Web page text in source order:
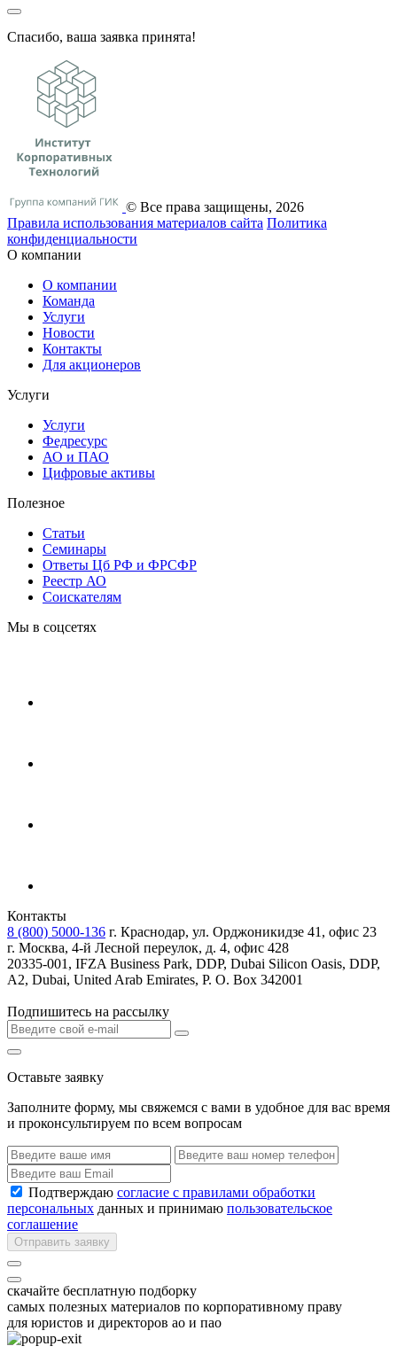
Спасибо, ваша заявка принята!
© Все права защищены, 2026
Правила использования материалов сайта Политика
конфиденциальности
О компании
О компании
Команда
Услуги
Новости
Контакты
Для акционеров
Услуги
Услуги
Федресурс
АО и ПАО
Цифровые активы
Полезное
Статьи
Cеминары
Ответы Цб РФ и ФРСФР
Реестр АО
Соискателям
Мы в соцсетях
Контакты
8 (800) 5000-136 г. Краснодар, ул. Орджоникидзе 41, офис 23
г. Москва, 4-й Лесной переулок, д. 4, офис 428
20335-001, IFZA Business Park, DDP, Dubai Silicon Oasis, DDP,
A2, Dubai, United Arab Emirates, P. O. Box 342001
Подпишитесь на рассылку
Оставьте заявку
Заполните форму, мы свяжемся с вами в удобное для вас время
и проконсультируем по всем вопросам
Подтверждаю согласие с правилами обработки
персональных данных и принимаю пользовательское
соглашение
Отправить заявку
скачайте бесплатную подборку
самых полезных материалов по корпоративному праву
для юристов и директоров ао и пао